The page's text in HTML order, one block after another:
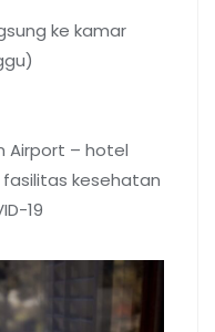
ke kamar
Airport – hotel
kesehatan
19